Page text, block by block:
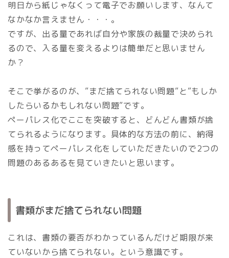
明日から紙じゃなくって電子でお願いします、なんて
なかなか言えません・・・。
ですが、出る量であれば自分や家族の裁量で決められ
るので、入る量を変えるよりは簡単だと思いません
か？
そこで挙がるのが、”まだ捨てられない問題”と”もしか
したらいるかもしれない問題”です。
ペーパレス化でここを突破すると、どんどん書類が捨
てられるようになります。具体的な方法の前に、納得
感を持ってペーパレス化をしていただきたいので2つの
問題のあるあるを見ていきたいと思います。
書類がまだ捨てられない問題
これは、書類の要否がわかっているんだけど期限が来
ていないから捨てられない。という意識です。